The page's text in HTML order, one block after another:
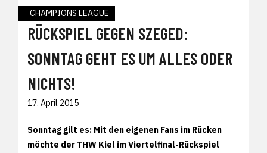
CHAMPIONS LEAGUE
RÜCKSPIEL GEGEN SZEGED:
SONNTAG GEHT ES UM ALLES ODER
NICHTS!
17. April 2015
Sonntag gilt es: Mit den eigenen Fans im Rücken
möchte der THW Kiel im Viertelfinal-Rückspiel